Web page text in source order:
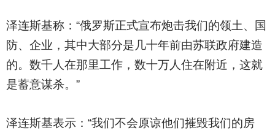
泽连斯基称：“俄罗斯正式宣布炮击我们的领土、国
防、企业，其中大部分是几十年前由苏联政府建造
的。数千人在那里工作，数十万人住在附近，这就
是蓄意谋杀。”
泽连斯基表示：“我们不会原谅他们摧毁我们的房